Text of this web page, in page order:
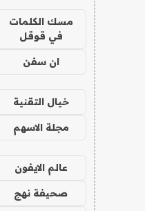
مسك الكلمات
في قوقل
ان سفن
خيال التقنية
مجلة الاسهم
عالم الايفون
صحيفة نهج